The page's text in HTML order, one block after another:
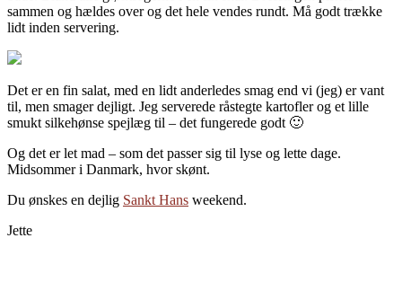
sammen og hældes over og det hele vendes rundt. Må godt trække
lidt inden servering.
Det er en fin salat, med en lidt anderledes smag end vi (jeg) er vant
til, men smager dejligt. Jeg serverede råstegte kartofler og et lille
smukt silkehønse spejlæg til – det fungerede godt 🙂
Og det er let mad – som det passer sig til lyse og lette dage.
Midsommer i Danmark, hvor skønt.
Du ønskes en dejlig Sankt Hans weekend.
Jette